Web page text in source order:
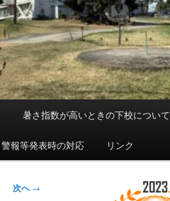
暑さ指数が高いときの下校について
警報等発表時の対応 リンク
次へ→